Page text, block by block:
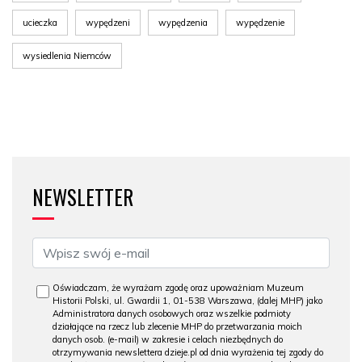
ucieczka wypędzeni wypędzenia wypędzenie
wysiedlenia Niemców
NEWSLETTER
Oświadczam, że wyrażam zgodę oraz upoważniam Muzeum
Historii Polski, ul. Gwardii 1, 01-538 Warszawa, (dalej MHP) jako
Administratora danych osobowych oraz wszelkie podmioty
działające na rzecz lub zlecenie MHP do przetwarzania moich
danych osob. (e-mail) w zakresie i celach niezbędnych do
otrzymywania newslettera dzieje.pl od dnia wyrażenia tej zgody do